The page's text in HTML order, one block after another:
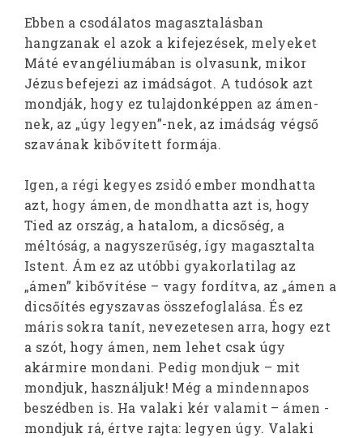
Ebben a csodálatos magasztalásban
hangzanak el azok a kifejezések, melyeket
Máté evangéliumában is olvasunk, mikor
Jézus befejezi az imádságot. A tudósok azt
mondják, hogy ez tulajdonképpen az ámen-
nek, az „úgy legyen”-nek, az imádság végső
szavának kibővített formája.
Igen, a régi kegyes zsidó ember mondhatta
azt, hogy ámen, de mondhatta azt is, hogy
Tied az ország, a hatalom, a dicsőség, a
méltóság, a nagyszerűség, így magasztalta
Istent. Ám ez az utóbbi gyakorlatilag az
„ámen” kibővítése – vagy fordítva, az „ámen a
dicsőítés egyszavas összefoglalása. És ez
máris sokra tanít, nevezetesen arra, hogy ezt
a szót, hogy ámen, nem lehet csak úgy
akármire mondani. Pedig mondjuk – mit
mondjuk, használjuk! Még a mindennapos
beszédben is. Ha valaki kér valamit – ámen -
mondjuk rá, értve rajta: legyen úgy. Valaki